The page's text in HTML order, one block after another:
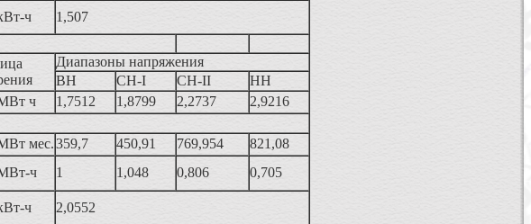
ч
1,507
Диапазоны напряжения
ВН
СН-I СН-II
НН
ч 1,7512 1,8799 2,2737
2,9216
мес.359,7 450,91 769,954
821,08
ч 1 1,048 0,806 0,705
ч 2,0552